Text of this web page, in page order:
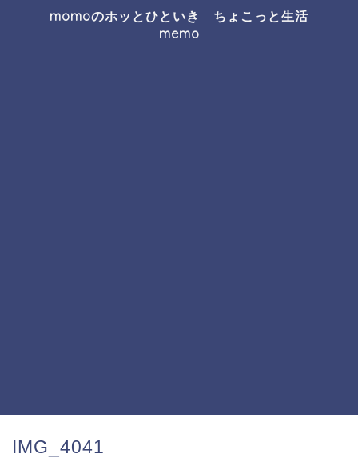
momoのホッとひといき ちょこっと生活
memo
IMG_4041